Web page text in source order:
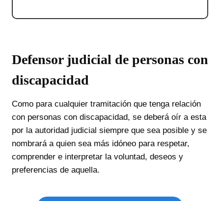
Defensor judicial de personas con
discapacidad
Como para cualquier tramitación que tenga relación
con personas con discapacidad, se deberá oír a esta
por la autoridad judicial siempre que sea posible y se
nombrará a quien sea más idóneo para respetar,
comprender e interpretar la voluntad, deseos y
preferencias de aquella.